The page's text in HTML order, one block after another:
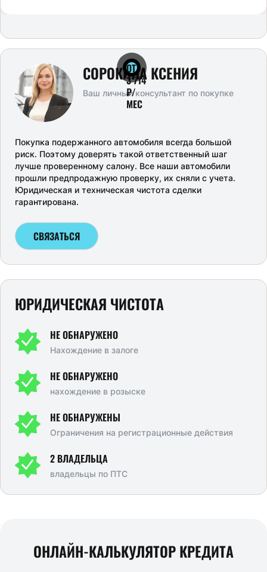
СОРОКИНА КСЕНИЯ
Ваш личный консультант по покупке
Покупка подержанного автомобиля всегда большой
риск. Поэтому доверять такой ответственный шаг
лучше проверенному салону. Все наши автомобили
прошли предпродажную проверку, их сняли с учета.
Юридическая и техническая чистота сделки
гарантирована.
СВЯЗАТЬСЯ
ЮРИДИЧЕСКАЯ ЧИСТОТА
НЕ ОБНАРУЖЕНО
Нахождение в залоге
НЕ ОБНАРУЖЕНО
нахождение в розыске
НЕ ОБНАРУЖЕНЫ
Ограничения на регистрационные действия
2 ВЛАДЕЛЬЦА
владельцы по ПТС
ОНЛАЙН-КАЛЬКУЛЯТОР КРЕДИТА
ОТ
3 714
₽/
МЕС